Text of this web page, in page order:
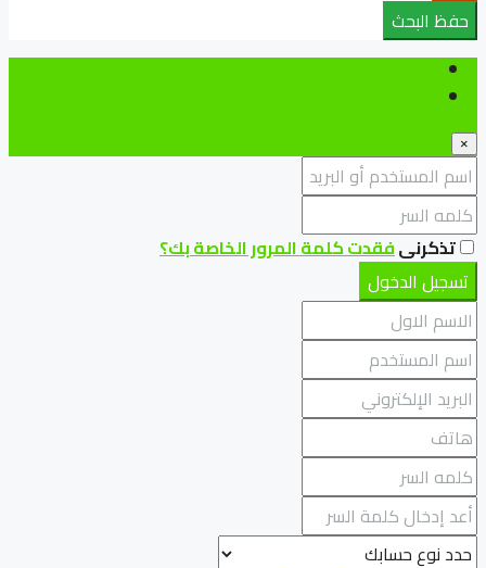
حفظ البحث
×
تذكرنىفقدت كلمة المرور الخاصة بك؟
تسجيل الدخول